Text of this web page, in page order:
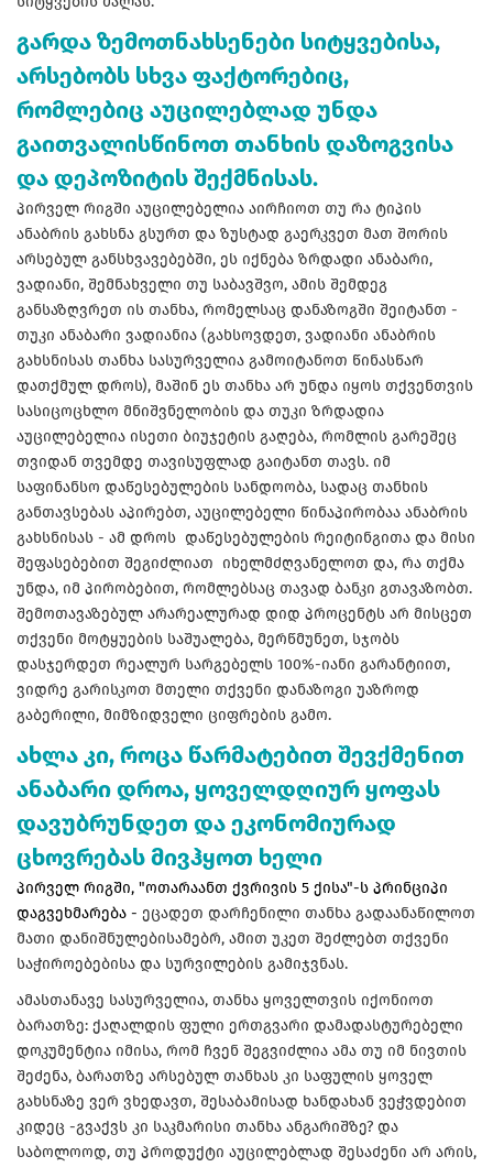
გარდა ზემოთნახსენები სიტყვებისა,
არსებობს სხვა ფაქტორებიც,
რომლებიც აუცილებლად უნდა
გაითვალისწინოთ თანხის დაზოგვისა
და დეპოზიტის შექმნისას.
პირველ რიგში აუცილებელია აირჩიოთ თუ რა ტიპის
ანაბრის გახსნა გსურთ და ზუსტად გაერკვეთ მათ შორის
არსებულ განსხვავებებში, ეს იქნება ზრდადი ანაბარი,
ვადიანი, შემნახველი თუ საბავშვო, ამის შემდეგ
განსაზღვრეთ ის თანხა, რომელსაც დანაზოგში შეიტანთ -
თუკი ანაბარი ვადიანია (გახსოვდეთ, ვადიანი ანაბრის
გახსნისას თანხა სასურველია გამოიტანოთ წინასწარ
დათქმულ დროს), მაშინ ეს თანხა არ უნდა იყოს თქვენთვის
სასიცოცხლო მნიშვნელობის და თუკი ზრდადია
აუცილებელია ისეთი ბიუჯეტის გაღება, რომლის გარეშეც
თვიდან თვემდე თავისუფლად გაიტანთ თავს. იმ
საფინანსო დაწესებულების სანდოობა, სადაც თანხის
განთავსებას აპირებთ, აუცილებელი წინაპირობაა ანაბრის
გახსნისას - ამ დროს დაწესებულების რეიტინგითა და მისი
შეფასებებით შეგიძლიათ იხელმძღვანელოთ და, რა თქმა
უნდა, იმ პირობებით, რომლებსაც თავად ბანკი გთავაზობთ.
შემოთავაზებულ არარეალურად დიდ პროცენტს არ მისცეთ
თქვენი მოტყუების საშუალება, მერწმუნეთ, სჯობს
დასჯერდეთ რეალურ სარგებელს 100%-იანი გარანტიით,
ვიდრე გარისკოთ მთელი თქვენი დანაზოგი უაზროდ
გაბერილი, მიმზიდველი ციფრების გამო.
ახლა კი, როცა წარმატებით შევქმენით
ანაბარი დროა, ყოველდღიურ ყოფას
დავუბრუნდეთ და ეკონომიურად
ცხოვრებას მივჰყოთ ხელი
პირველ რიგში, "ოთარაანთ ქვრივის 5 ქისა"-ს პრინციპი
დაგვეხმარება - ეცადეთ დარჩენილი თანხა გადაანაწილოთ
მათი დანიშნულებისამებრ, ამით უკეთ შეძლებთ თქვენი
საჭიროებებისა და სურვილების გამიჯვნას.
ამასთანავე სასურველია, თანხა ყოველთვის იქონიოთ
ბარათზე: ქაღალდის ფული ერთგვარი დამადასტურებელი
დოკუმენტია იმისა, რომ ჩვენ შეგვიძლია ამა თუ იმ ნივთის
შეძენა, ბარათზე არსებულ თანხას კი საფულის ყოველ
გახსნაზე ვერ ვხედავთ, შესაბამისად ხანდახან ვეჭვდებით
კიდეც -გვაქვს კი საკმარისი თანხა ანგარიშზე? და
საბოლოოდ, თუ პროდუქტი აუცილებლად შესაძენი არ არის,